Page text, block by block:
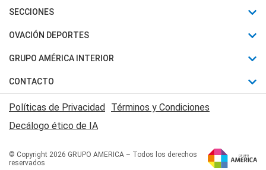
Últimas Noticias
Política
Judiciales
Economia
SECCIONES
Horóscopo
Motores
Trucos caseros
Series y Películas
Edictos y Solicitadas
OVACIÓN DEPORTES
Fútbol
Mundial
Automovilismo
Rugby
Básquet
GRUPO AMÉRICA INTERIOR
Canal 7 en Vivo
San Juan 8
CONTACTO
Acerca de Nosotros
Contactanos
Políticas de Privacidad Términos y Condiciones
Decálogo ético de IA
© Copyright 2026 GRUPO AMERICA – Todos los derechos
reservados